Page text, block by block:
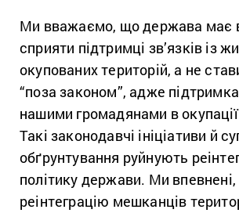
Ми вважаємо, що держава має
сприяти підтримці зв’язків із
окупованих територій, а не
“поза законом”, адже підтримка
нашими громадянами в
Такі законодавчі ініціативи й
обґрунтування руйнують
політику держави. Ми
реінтеграцію мешканців